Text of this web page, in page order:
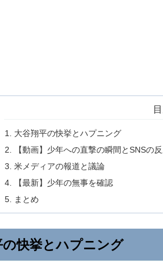
大谷翔平の快挙とハプニング
【動画】少年への直撃の瞬間とSNSの
米メディアの報道と議論
【最新】少年の無事を確認
まとめ
の快挙とハプニング